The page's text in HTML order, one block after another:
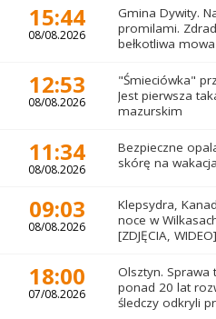
15:44
08/08.2026
Gmina Dywity.
promilami.
bełkotliwa mowa
12:53
08/08.2026
"Śmieciówka"
Jest pierwsza
mazurskim
11:34
08/08.2026
Bezpieczne
skórę na
09:03
08/08.2026
Klepsydra,
noce w
[ZDJĘCIA, WIDEO]
18:00
07/08.2026
Olsztyn. Sprawa
ponad 20 lat
śledczy odkryli